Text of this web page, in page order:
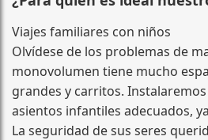
Viajes familiares con niños
Olvídese de los problemas de
monovolumen tiene mucho
grandes y carritos.
asientos infantiles adecuados,
La seguridad de sus seres